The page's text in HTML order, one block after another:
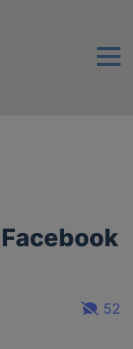
Menu
52